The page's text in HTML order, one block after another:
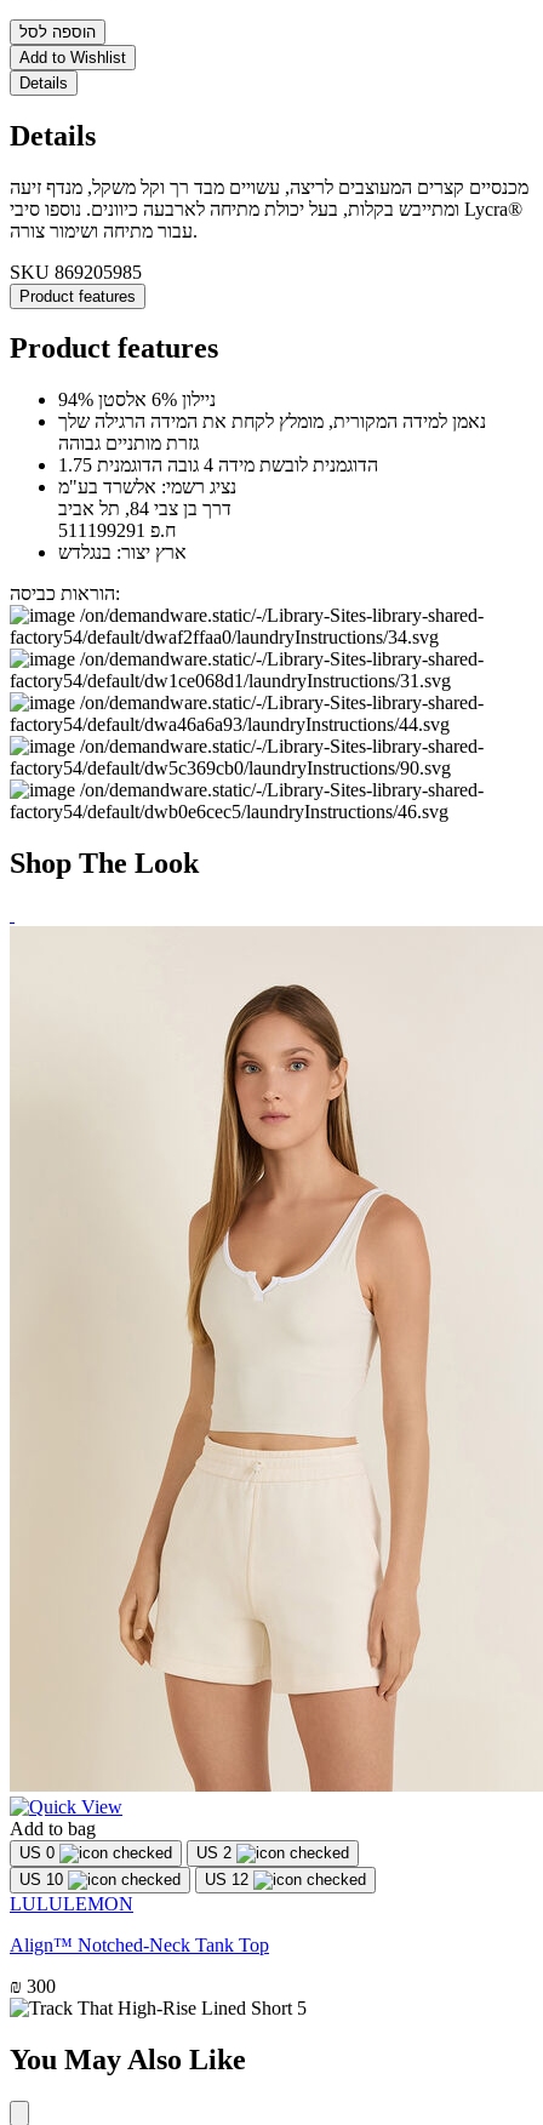
הוספה לסל
Add to Wishlist
Details
Details
מכנסיים קצרים המעוצבים לריצה, עשויים מבד רך וקל משקל, מנדף זיעה
ומתייבש בקלות, בעל יכולת מתיחה לארבעה כיוונים. נוספו סיבי Lycra®
עבור מתיחה ושימור צורה.
SKU 869205985
Product features
Product features
94% ניילון 6% אלסטן
נאמן למידה המקורית, מומלץ לקחת את המידה הרגילה שלך
גזרת מותניים גבוהה
הדוגמנית לובשת מידה 4 גובה הדוגמנית 1.75
נציג רשמי: אלשרד בע"מ
דרך בן צבי 84, תל אביב
ח.פ 511199291
ארץ יצור: בנגלדש
הוראות כביסה:
Shop The Look
Add to bag
US 0
US 2
US 10
US 12
LULULEMON
Align™ Notched-Neck Tank Top
₪ 300
You May Also Like